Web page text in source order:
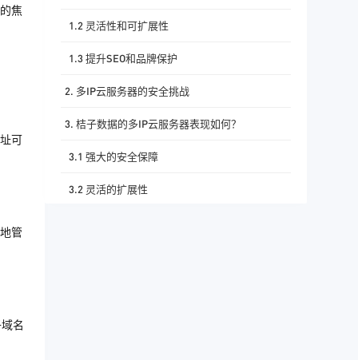
焦
可
管
名
1.2 灵活性和可扩展性
1.3 提升SEO和品牌保护
2. 多IP云服务器的安全挑战
3. 桔子数据的多IP云服务器表现如何？
3.1 强大的安全保障
3.2 灵活的扩展性